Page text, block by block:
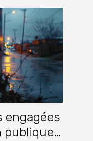
engagées
publique